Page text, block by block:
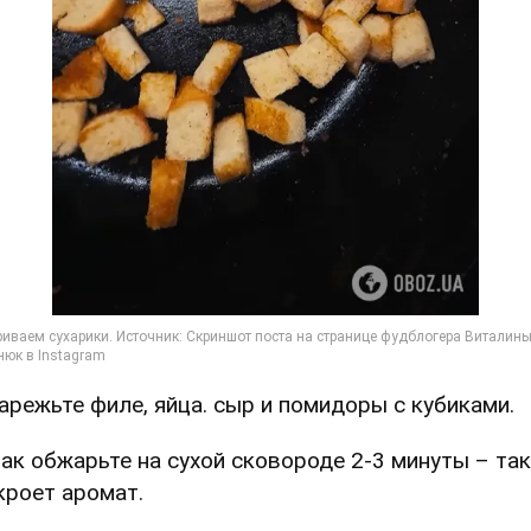
филе, яйца. сыр и помидоры с кубиками.
обжарьте на сухой сковороде 2-3 минуты –
аромат.